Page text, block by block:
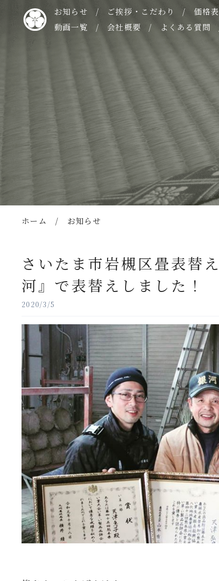
お知らせ ご挨拶・こだわり
価格表
動画一覧
会社概要 よくある質問
ホーム / お知らせ
さいたま市岩槻区畳表替
河』で表替えしました
2020/3/5